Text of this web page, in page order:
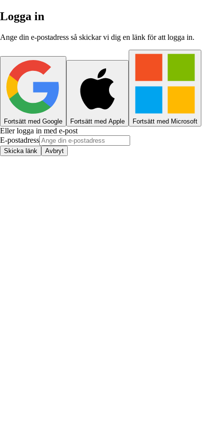
Logga in
Ange din e-postadress så skickar vi dig en länk för att logga in.
Fortsätt med Google Fortsätt med Apple Fortsätt med Microsoft
Eller logga in med e-post
E-postadress
Skicka länk Avbryt